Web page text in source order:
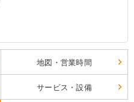
地図・営業時間
サービス・設備